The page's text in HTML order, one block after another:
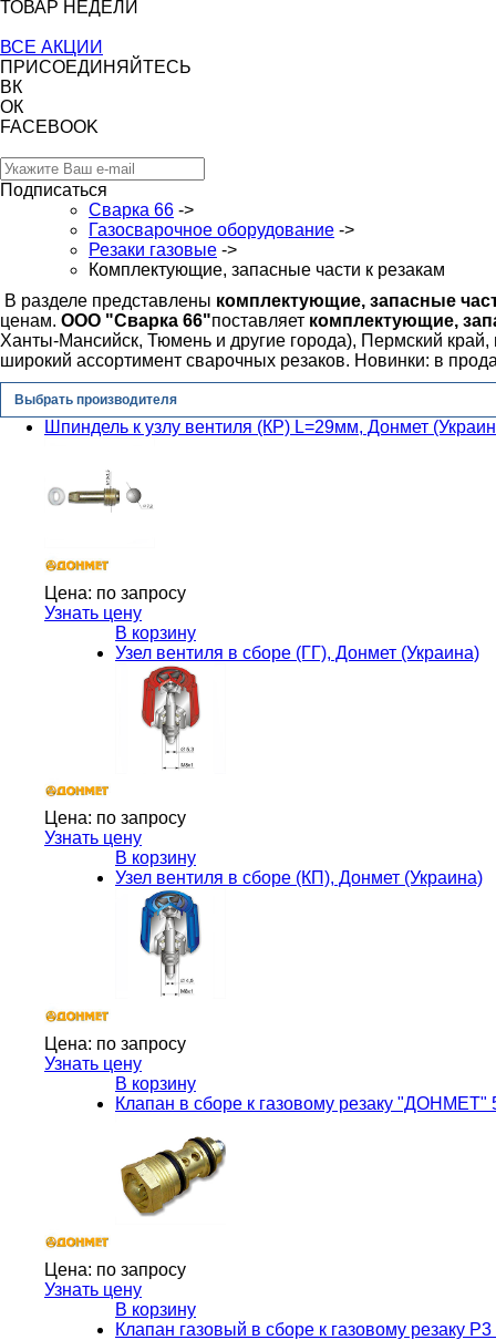
ТОВАР НЕДЕЛИ
ВСЕ АКЦИИ
ПРИСОЕДИНЯЙТЕСЬ
ВК
ОК
FACEBOOK
Подписаться
Сварка 66 ->
Газосварочное оборудование ->
Резаки газовые ->
Комплектующие, запасные части к резакам
В разделе представлены комплектующие, запасные
ценам. ООО "Сварка 66"поставляет комплектующие,
Ханты-Мансийск, Тюмень и другие города), Пермский
широкий ассортимент сварочных резаков. Новинки: в
Выбрать производителя
Шпиндель к узлу вентиля (КР) L=29мм, Донмет
Цена: по запросу
Узнать цену
В корзину
Узел вентиля в сборе (ГГ), Донмет (Украина)
Цена: по запросу
Узнать цену
В корзину
Узел вентиля в сборе (КП), Донмет (Украина)
Цена: по запросу
Узнать цену
В корзину
Клапан в сборе к газовому резаку "ДОНМЕТ"
Цена: по запросу
Узнать цену
В корзину
Клапан газовый в сборе к газовому резаку